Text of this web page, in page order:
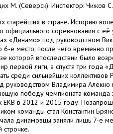
М. (Северск). Инспектор: Чижов
старейших в стране. Историю
официального соревнования с
«Динамо» под руководством
6-е место, после чего временно
которой впоследствии было
первой лиги, а спустя три
среди сильнейших
руководством Владимира
победу чемпионата команда
в 2012 и 2015 году.
команды стал Константин
динамовцы заняли лишь 7-е